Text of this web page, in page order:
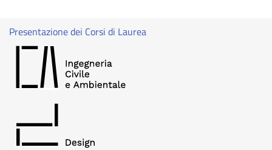
Presentazione dei Corsi di Laurea